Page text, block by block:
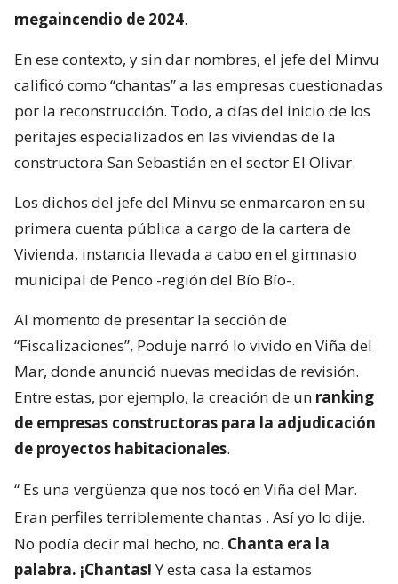
megaincendio de 2024.
En ese contexto, y sin dar nombres, el jefe del Minvu
calificó como “chantas” a las empresas cuestionadas
por la reconstrucción. Todo, a días del inicio de los
peritajes especializados en las viviendas de la
constructora San Sebastián en el sector El Olivar.
Los dichos del jefe del Minvu se enmarcaron en su
primera cuenta pública a cargo de la cartera de
Vivienda, instancia llevada a cabo en el gimnasio
municipal de Penco -región del Bío Bío-.
Al momento de presentar la sección de
“Fiscalizaciones”, Poduje narró lo vivido en Viña del
Mar, donde anunció nuevas medidas de revisión.
Entre estas, por ejemplo, la creación de un ranking
de empresas constructoras para la adjudicación
de proyectos habitacionales.
“ Es una vergüenza que nos tocó en Viña del Mar.
Eran perfiles terriblemente chantas . Así yo lo dije.
No podía decir mal hecho, no. Chanta era la
palabra. ¡Chantas!Y esta casa la estamos